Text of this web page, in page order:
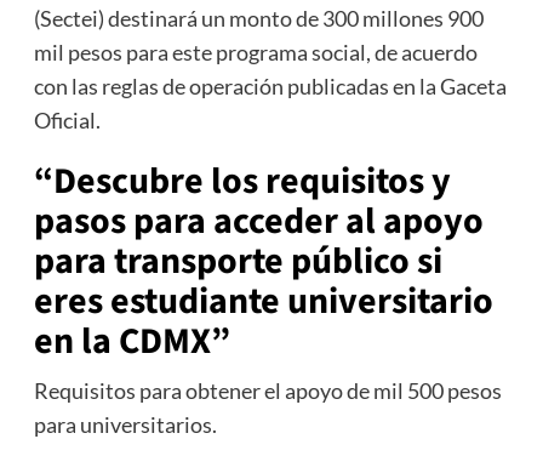
(Sectei) destinará un monto de 300 millones 900
mil pesos para este programa social, de acuerdo
con las reglas de operación publicadas en la Gaceta
Oficial.
“Descubre los requisitos y
pasos para acceder al apoyo
para transporte público si
eres estudiante universitario
en la CDMX”
Requisitos para obtener el apoyo de mil 500 pesos
para universitarios.